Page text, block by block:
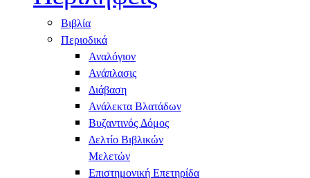
Βιβλία
Περιοδικά
Αναλόγιον
Ανάπλασις
Διάβαση
Ανάλεκτα Βλατάδων
Βυζαντινός Δόμος
Δελτίο Βιβλικών
Μελετών
Επιστημονική Επετηρίδα